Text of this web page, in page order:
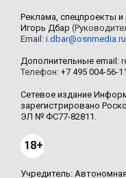
Реклама, спецпроекты
Игорь Дбар
Email: i.dbar@osnmedia.ru
Дополнительные email:
Телефон: +7 495 004-56-11
Сетевое издание
зарегистрировано
ЭЛ № ФС77-82811.
18+
Учредитель: